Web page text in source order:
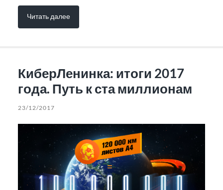
Читать далее
КиберЛенинка: итоги 2017
года. Путь к ста миллионам
23/12/2017